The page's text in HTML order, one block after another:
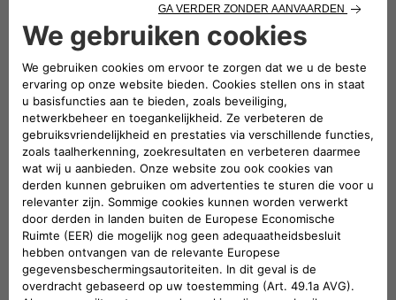
GEMOEDSRUST
Pre-Technische keuring
Laat ons de stress van je technische keuring op
ons nemen. Wij voeren de inspectie voor de
technische keuring van uw Jeep uit en zorgen
ervoor dat alles vlot verloopt. Ontspan u gerust:
je voertuig is in bekwame handen.